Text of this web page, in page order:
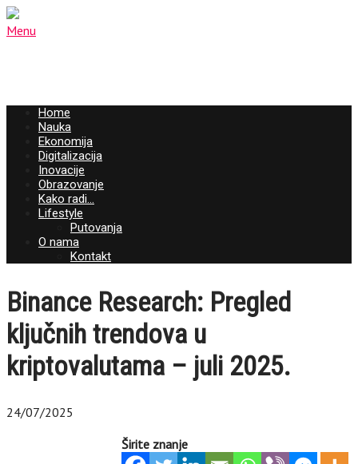
Menu
Home
Nauka
Ekonomija
Digitalizacija
Inovacije
Obrazovanje
Kako radi…
Lifestyle
Putovanja
O nama
Kontakt
Binance Research: Pregled
ključnih trendova u
kriptovalutama – juli 2025.
24/07/2025
Širite znanje